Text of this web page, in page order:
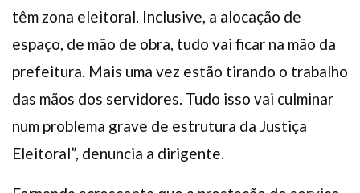
têm zona eleitoral. Inclusive, a alocação de
espaço, de mão de obra, tudo vai ficar na mão da
prefeitura. Mais uma vez estão tirando o trabalho
das mãos dos servidores. Tudo isso vai culminar
num problema grave de estrutura da Justiça
Eleitoral”, denuncia a dirigente.